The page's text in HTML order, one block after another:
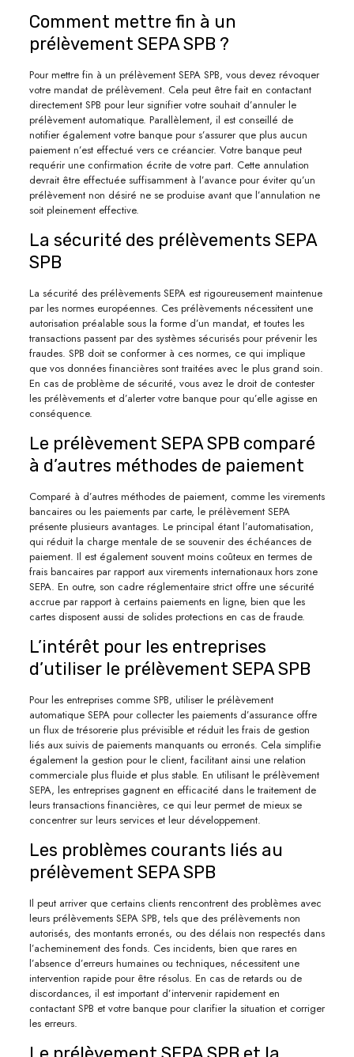
Comment mettre fin à un
prélèvement SEPA SPB ?
Pour mettre fin à un prélèvement SEPA SPB, vous devez révoquer
votre mandat de prélèvement. Cela peut être fait en contactant
directement SPB pour leur signifier votre souhait d’annuler le
prélèvement automatique. Parallèlement, il est conseillé de
notifier également votre banque pour s’assurer que plus aucun
paiement n’est effectué vers ce créancier. Votre banque peut
requérir une confirmation écrite de votre part. Cette annulation
devrait être effectuée suffisamment à l’avance pour éviter qu’un
prélèvement non désiré ne se produise avant que l’annulation ne
soit pleinement effective.
La sécurité des prélèvements SEPA
SPB
La sécurité des prélèvements SEPA est rigoureusement maintenue
par les normes européennes. Ces prélèvements nécessitent une
autorisation préalable sous la forme d’un mandat, et toutes les
transactions passent par des systèmes sécurisés pour prévenir les
fraudes. SPB doit se conformer à ces normes, ce qui implique
que vos données financières sont traitées avec le plus grand soin.
En cas de problème de sécurité, vous avez le droit de contester
les prélèvements et d’alerter votre banque pour qu’elle agisse en
conséquence.
Le prélèvement SEPA SPB comparé
à d’autres méthodes de paiement
Comparé à d’autres méthodes de paiement, comme les virements
bancaires ou les paiements par carte, le prélèvement SEPA
présente plusieurs avantages. Le principal étant l’automatisation,
qui réduit la charge mentale de se souvenir des échéances de
paiement. Il est également souvent moins coûteux en termes de
frais bancaires par rapport aux virements internationaux hors zone
SEPA. En outre, son cadre réglementaire strict offre une sécurité
accrue par rapport à certains paiements en ligne, bien que les
cartes disposent aussi de solides protections en cas de fraude.
L’intérêt pour les entreprises
d’utiliser le prélèvement SEPA SPB
Pour les entreprises comme SPB, utiliser le prélèvement
automatique SEPA pour collecter les paiements d’assurance offre
un flux de trésorerie plus prévisible et réduit les frais de gestion
liés aux suivis de paiements manquants ou erronés. Cela simplifie
également la gestion pour le client, facilitant ainsi une relation
commerciale plus fluide et plus stable. En utilisant le prélèvement
SEPA, les entreprises gagnent en efficacité dans le traitement de
leurs transactions financières, ce qui leur permet de mieux se
concentrer sur leurs services et leur développement.
Les problèmes courants liés au
prélèvement SEPA SPB
Il peut arriver que certains clients rencontrent des problèmes avec
leurs prélèvements SEPA SPB, tels que des prélèvements non
autorisés, des montants erronés, ou des délais non respectés dans
l’acheminement des fonds. Ces incidents, bien que rares en
l’absence d’erreurs humaines ou techniques, nécessitent une
intervention rapide pour être résolus. En cas de retards ou de
discordances, il est important d’intervenir rapidement en
contactant SPB et votre banque pour clarifier la situation et corriger
les erreurs.